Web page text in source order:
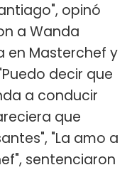
opinó
a Wanda
en Masterchef y
decir que
a conducir
que
"La amo a
sentenciaron